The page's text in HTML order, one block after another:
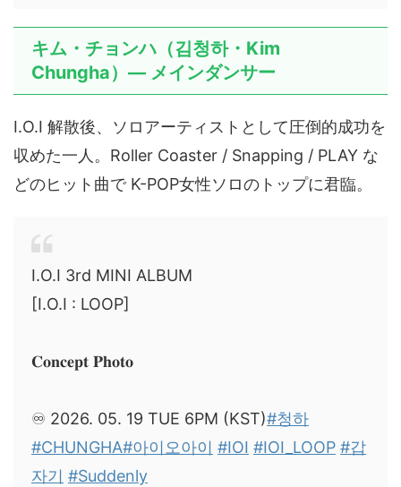
キム・チョンハ（김청하・Kim
Chungha）— メインダンサー
I.O.I 解散後、ソロアーティストとして圧倒的成功を
収めた一人。Roller Coaster / Snapping / PLAY な
どのヒット曲で K-POP女性ソロのトップに君臨。
I.O.I 3rd MINI ALBUM
[I.O.I : LOOP]
𝐂𝐨𝐧𝐜𝐞𝐩𝐭 𝐏𝐡𝐨𝐭𝐨
♾️ 2026. 05. 19 TUE 6PM (KST)#청하
#CHUNGHA#아이오아이 #IOI #IOI_LOOP #갑
자기 #Suddenly